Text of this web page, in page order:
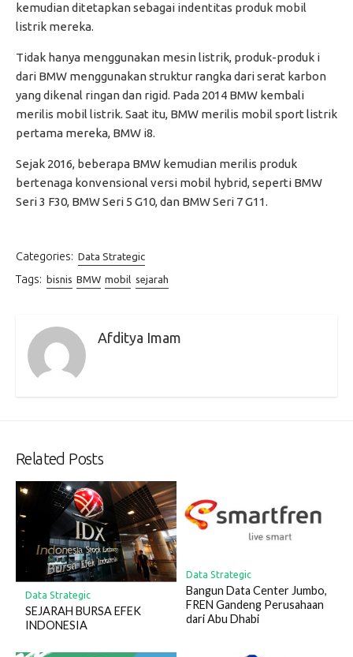
kemudian ditetapkan sebagai indentitas produk mobil
listrik mereka.
Tidak hanya menggunakan mesin listrik, produk-produk i
dari BMW menggunakan struktur rangka dari serat karbon
yang dikenal ringan dan rigid. Pada 2014 BMW kembali
merilis mobil listrik. Saat itu, BMW merilis mobil sport listrik
pertama mereka, BMW i8.
Sejak 2016, beberapa BMW kemudian merilis produk
bertenaga konvensional versi mobil hybrid, seperti BMW
Seri 3 F30, BMW Seri 5 G10, dan BMW Seri 7 G11.
Categories: Data Strategic
Tags: bisnis BMW mobil sejarah
Afditya Imam
Related Posts
Data Strategic
SEJARAH BURSA EFEK
INDONESIA
Data Strategic
Bangun Data Center Jumbo,
FREN Gandeng Perusahaan
dari Abu Dhabi